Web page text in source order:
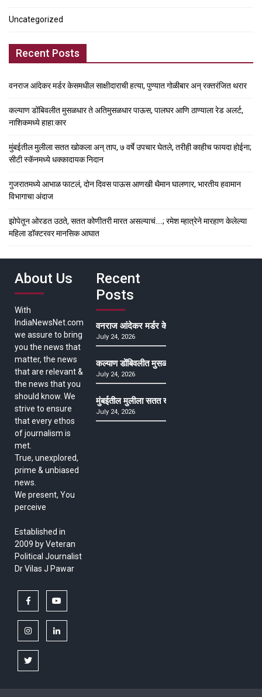
Uncategorized
Recent Posts
वनराज आंदेकर मर्डर केसमधील साक्षीदाराची हत्या, पुण्यात गोळीबार अन् रक्तरंजित थरार
कल्याण डोंबिवलीत मुसळधार ते अतिमुसळधार पाऊस, पालघर आणि ठाण्याला रेड अलर्ट,
नाशिकमध्ये हाहा:कार
मुंबईतील मुलीला सतत खोकला अन् ताप, ७ वर्षे उपचार घेतले, तरीही काहीच फायदा होईना;
सीटी स्कॅनमध्ये धक्कादायक निदान
गुजरातमध्ये आभाळ फाटलं, दोन दिवस पाऊस आणखी थैमान घालणार, भारतीय हवामान
विभागाचा अंदाज
झोपेतून ओरडत उठते, सतत कोणीतरी मारत असल्याचं….; रमेश म्हात्रेने मारहाण केलेल्या
महिला डॉक्टरवर मानसिक आघात
About Us
With
IndiaNewsNet.com
we assure to bring
you the news that
matter, the news
that are relevant &
the news that you
should know. We
strive to ensure
that every ethos
of journalism is
met.
True, unexplored,
prime & unbiased
news.
We present, You
perceive
Established in
2009 by Veteran
Political Journalist
Dr Vilas J Pawar
facebook
instagramlinkedin
twitter
Recent
Posts
वनराज आंदेकर मर्डर केसमधील साक्षीदाराची हत्या,
July 24, 2026
कल्याण डोंबिवलीत मुसळधार ते अतिमुसळधार पाऊस,
July 24, 2026
मुंबईतील मुलीला सतत खोकला अन् ताप, ७ वर्षे उपचार
July 24, 2026